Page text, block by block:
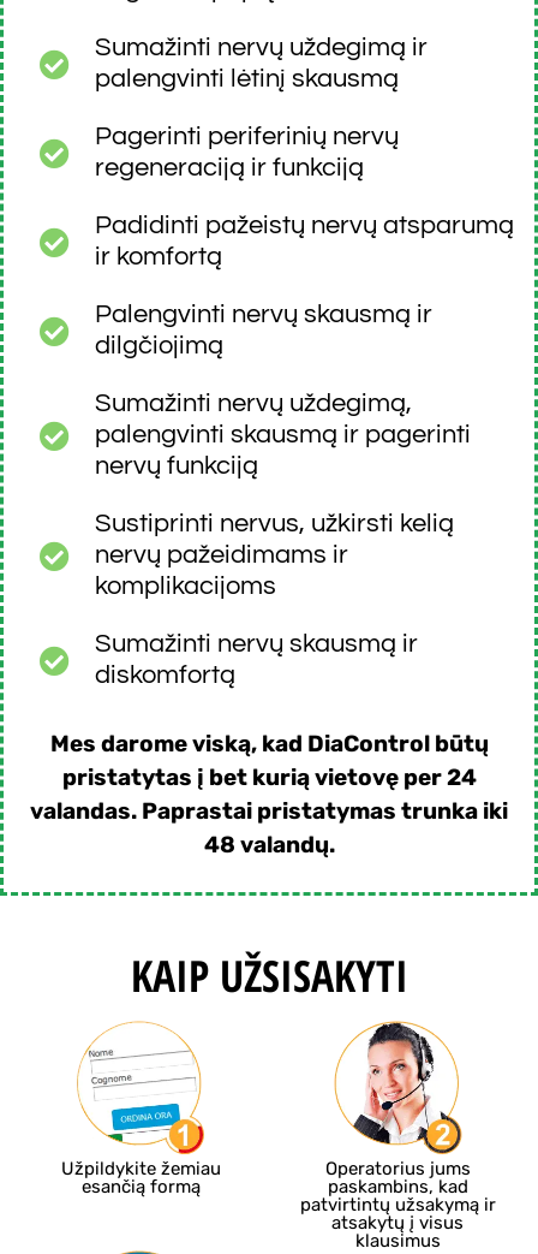
Sumažinti nervų uždegimą ir
palengvinti lėtinį skausmą
Pagerinti periferinių nervų
regeneraciją ir funkciją
Padidinti pažeistų nervų atsparumą
ir komfortą
Palengvinti nervų skausmą ir
dilgčiojimą
Sumažinti nervų uždegimą,
palengvinti skausmą ir pagerinti
nervų funkciją
Sustiprinti nervus, užkirsti kelią
nervų pažeidimams ir
komplikacijoms
Sumažinti nervų skausmą ir
diskomfortą
Mes darome viską, kad DiaControl būtų
pristatytas į bet kurią vietovę per 24
valandas. Paprastai pristatymas trunka iki
48 valandų.
KAIP UŽSISAKYTI
Užpildykite žemiau
esančią formą
Operatorius jums
paskambins, kad
patvirtintų užsakymą ir
atsakytų į visus
klausimus